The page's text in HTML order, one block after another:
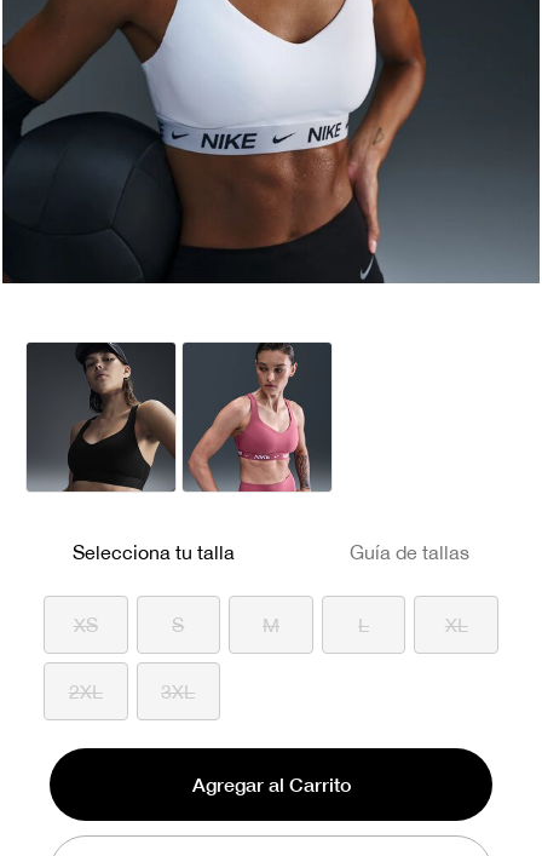
Selecciona tu talla Guía de tallas
XS S M L XL
2XL 3XL
Agregar al Carrito